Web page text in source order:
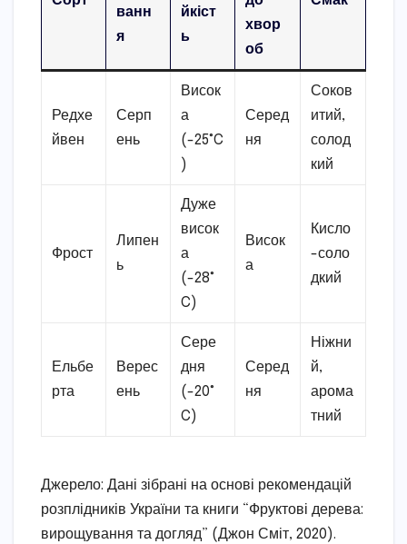
ванн
я
йкіст
ь
хвор
об
Редхе
йвен
Серп
ень
Висок
а
(-25°C
)
Серед
ня
Соков
итий,
солод
кий
Фрост
Липен
ь
Дуже
висок
а
(-28°
C)
Висок
а
Кисло
-соло
дкий
Ельбе
рта
Верес
ень
Сере
дня
(-20°
C)
Серед
ня
Ніжни
й,
арома
тний
Джерело: Дані зібрані на основі рекомендацій
розплідників України та книги “Фруктові дерева:
вирощування та догляд” (Джон Сміт, 2020).